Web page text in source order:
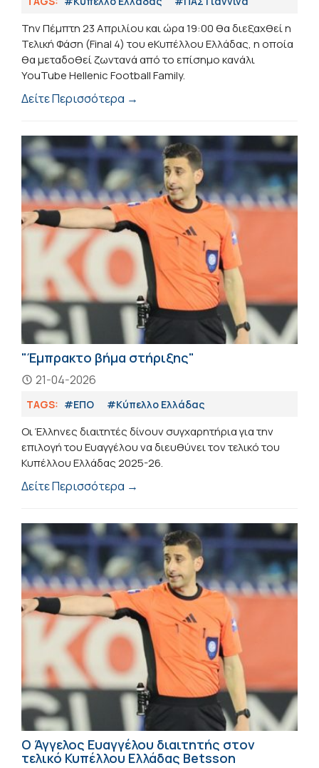
Την Πέμπτη 23 Απριλίου και ώρα 19:00 θα διεξαχθεί η
Τελική Φάση (Final 4) του eΚυπέλλου Ελλάδας, η οποία
θα μεταδοθεί ζωντανά από το επίσημο κανάλι
YouTube Hellenic Football Family.
Δείτε Περισσότερα →
"Έμπρακτο βήμα στήριξης"
21-04-2026
TAGS: #ΕΠΟ #Κύπελλο Ελλάδας
Οι Έλληνες διαιτητές δίνουν συγχαρητήρια για την
επιλογή του Ευαγγέλου να διευθύνει τον τελικό του
Κυπέλλου Ελλάδας 2025-26.
Δείτε Περισσότερα →
Ο Άγγελος Ευαγγέλου διαιτητής στον
τελικό Κυπέλλου Ελλάδας Betsson